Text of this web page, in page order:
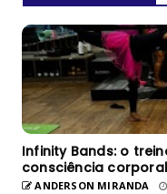
Infinity Bands: o
consciência corporal
ANDERSON MIRANDA